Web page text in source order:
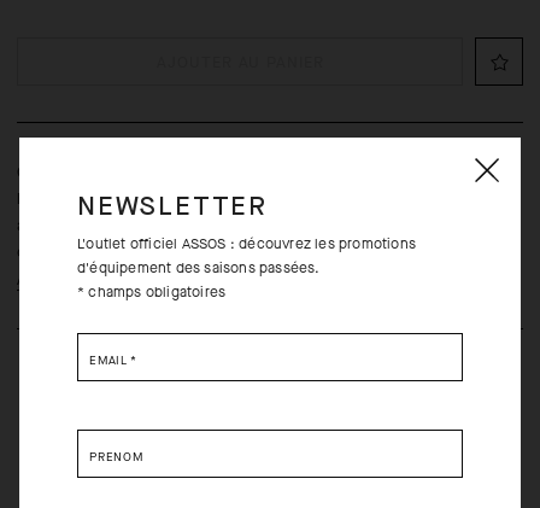
Cette veste reste peu encombrante pour que vous puissiez
l’emporter partout avec vous. Elle présente la particularité d’être «
anti-bruit » et peut être portée de multiples façons tout au long
de l’année.
Apprendre encore plus
NEWSLETTER
L'outlet officiel ASSOS : découvrez les promotions
d'équipement des saisons passées.
* champs obligatoires
EMAIL *
PRÉNOM